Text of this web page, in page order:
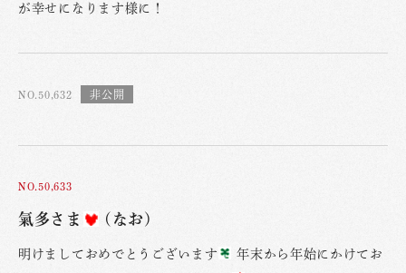
が幸せになります様に！
NO.50,632
NO.50,633
氣多さま (なお)
明けましておめでとうございます
年末から年始にかけてお